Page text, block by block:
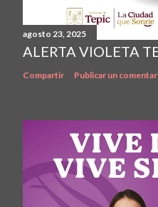
agosto 23, 2025
ALERTA VIOLETA
Compartir Publicar un